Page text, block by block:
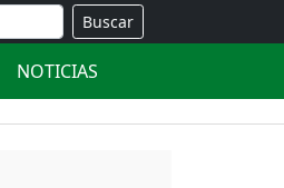
Buscar
NOTICIAS